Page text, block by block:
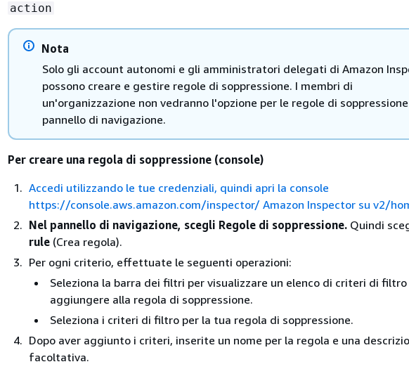
action
Nota
Solo gli account autonomi e gli amministratori delegati di Amazon
possono creare e gestire regole di soppressione. I membri di
un'organizzazione non vedranno l'opzione per le regole di
pannello di navigazione.
Per creare una regola di soppressione (console)
Accedi utilizzando le tue credenziali, quindi apri la console
https://console.aws.amazon.com/inspector/ Amazon Inspector su v2/
Nel pannello di navigazione, scegli Regole di soppressione. Quindi
rule (Crea regola).
Per ogni criterio, effettuate le seguenti operazioni:
Seleziona la barra dei filtri per visualizzare un elenco di criteri di filtro
aggiungere alla regola di soppressione.
Seleziona i criteri di filtro per la tua regola di soppressione.
Dopo aver aggiunto i criteri, inserite un nome per la regola e una
facoltativa.